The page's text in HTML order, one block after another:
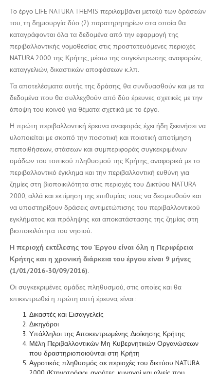
Το έργο LIFE NATURA THEMIS περιλαμβάνει μεταξύ των δράσεών
του, τη δημιουργία δύο (2) παρατηρητηρίων στα οποία θα
καταγράφονται όλα τα δεδομένα από την εφαρμογή της
περιβαλλοντικής νομοθεσίας στις προστατευόμενες περιοχές
NATURA 2000 της Κρήτης, μέσω της συγκέντρωσης αναφορών,
καταγγελιών, δικαστικών αποφάσεων κ.λπ.
Τα αποτελέσματα αυτής της δράσης, θα συνδυασθούν και με τα
δεδομένα που θα συλλεχθούν από δύο έρευνες σχετικές με την
άποψη του κοινού για θέματα σχετικά με το έργο.
Η πρώτη περιβαλλοντική έρευνα αναφοράς έχει ήδη ξεκινήσει να
υλοποιείται με σκοπό την ποσοτική και ποιοτική αποτίμηση
πεποιθήσεων, στάσεων και συμπεριφοράς συγκεκριμένων
ομάδων του τοπικού πληθυσμού της Κρήτης, αναφορικά με το
περιβαλλοντικό έγκλημα και την περιβαλλοντική ευθύνη για
ζημίες στη βιοποικιλότητα στις περιοχές του Δικτύου NATURA
2000, αλλά και εκτίμηση της επιθυμίας τους να δεσμευθούν και
να υποστηρίξουν δράσεις αντιμετώπισης του περιβαλλοντικού
εγκλήματος και πρόληψης και αποκατάστασης της ζημίας στη
βιοποικιλότητα του νησιού.
Η περιοχή εκτέλεσης του Έργου είναι όλη η Περιφέρεια
Κρήτης και η χρονική διάρκεια του έργου είναι 9 μήνες
(1/01/2016-30/09/2016).
Οι συγκεκριμένες ομάδες πληθυσμού, στις οποίες και θα
επικεντρωθεί η πρώτη αυτή έρευνα, είναι :
Δικαστές και Εισαγγελείς
Δικηγόροι
Υπάλληλοι της Αποκεντρωμένης Διοίκησης Κρήτης
Μέλη Περιβαλλοντικών Μη Κυβερνητικών Οργανώσεων
που δραστηριοποιούνται στη Κρήτη
Αγροτικός πληθυσμός σε περιοχές του δικτύου NATURA